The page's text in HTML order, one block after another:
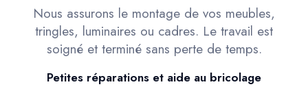
Nous assurons le montage de vos meubles,
tringles, luminaires ou cadres. Le travail est
soigné et terminé sans perte de temps.
Petites réparations et aide au bricolage